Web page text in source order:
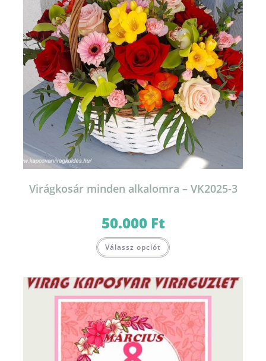
Virágkosár minden alkalomra – VK2025-3
50.000 Ft
Válassz opciót